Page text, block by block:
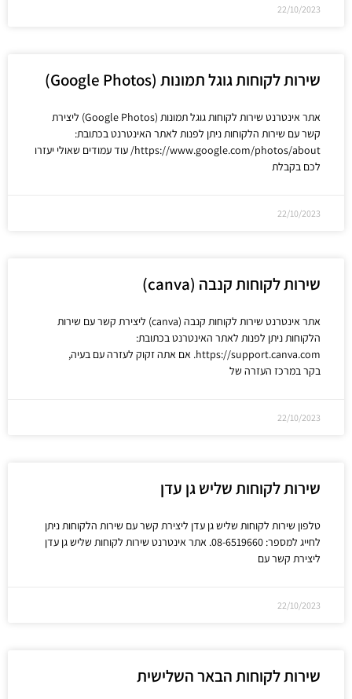
22/10/2023
שירות לקוחות גוגל תמונות (Google Photos)
אתר אינטרנט שירות לקוחות גוגל תמונות (Google Photos) ליצירת
קשר עם שירות הלקוחות ניתן לפנות לאתר האינטרנט בכתובת:
https://www.google.com/photos/about/ עוד עמודים שאולי יעזרו
לכם בקבלת
22/10/2023
שירות לקוחות קנבה (canva)
אתר אינטרנט שירות לקוחות קנבה (canva) ליצירת קשר עם שירות
הלקוחות ניתן לפנות לאתר האינטרנט בכתובת:
https://support.canva.com. אם אתה זקוק לעזרה עם בעיה,
בקר במרכז העזרה של
22/10/2023
שירות לקוחות שליש גן עדן
טלפון שירות לקוחות שליש גן עדן ליצירת קשר עם שירות הלקוחות ניתן
לחייג למספר: 08-6519660. אתר אינטרנט שירות לקוחות שליש גן עדן
ליצירת קשר עם
22/10/2023
שירות לקוחות הבאר השלישית